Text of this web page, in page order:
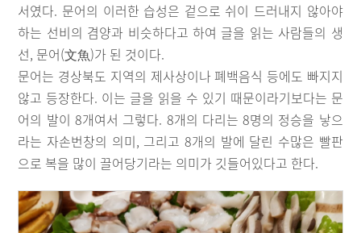
서였다. 문어의 이러한 습성은 겉으로 쉬이 드러내지 않아야
하는 선비의 겸양과 비슷하다고 하여 글을 읽는 사람들의 생
선, 문어(文魚)가 된 것이다.
문어는 경상북도 지역의 제사상이나 폐백음식 등에도 빠지지
않고 등장한다. 이는 글을 읽을 수 있기 때문이라기보다는 문
어의 발이 8개여서 그렇다. 8개의 다리는 8명의 정승을 낳으
라는 자손번창의 의미, 그리고 8개의 발에 달린 수많은 빨판
으로 복을 많이 끌어당기라는 의미가 깃들어있다고 한다.